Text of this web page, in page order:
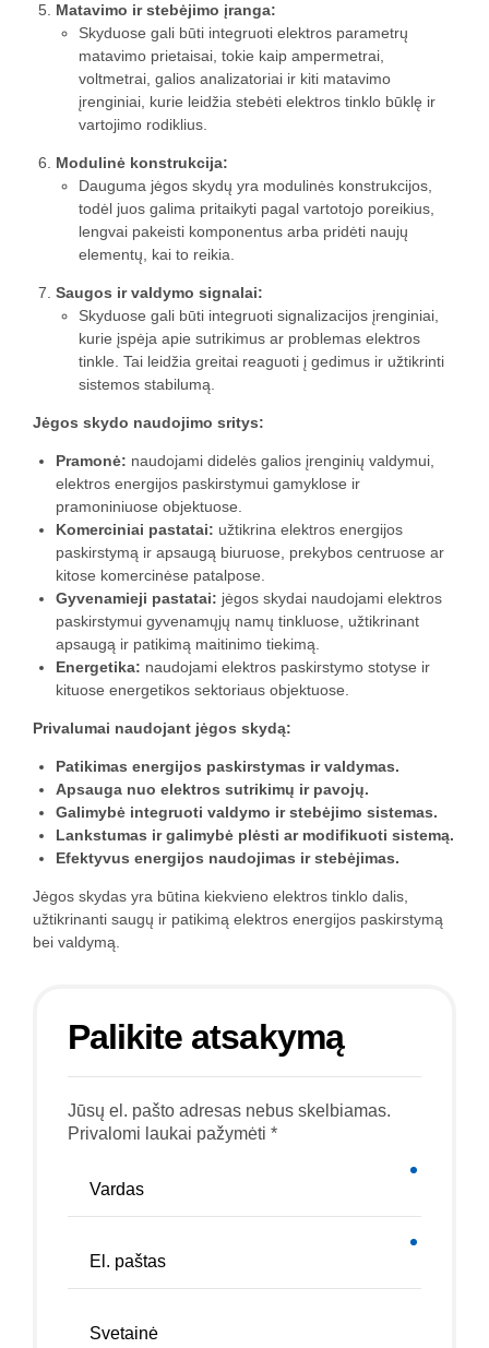
Matavimo ir stebėjimo įranga:
Skyduose gali būti integruoti elektros parametrų
matavimo prietaisai, tokie kaip ampermetrai,
voltmetrai, galios analizatoriai ir kiti matavimo
įrenginiai, kurie leidžia stebėti elektros tinklo būklę ir
vartojimo rodiklius.
Modulinė konstrukcija:
Dauguma jėgos skydų yra modulinės konstrukcijos,
todėl juos galima pritaikyti pagal vartotojo poreikius,
lengvai pakeisti komponentus arba pridėti naujų
elementų, kai to reikia.
Saugos ir valdymo signalai:
Skyduose gali būti integruoti signalizacijos įrenginiai,
kurie įspėja apie sutrikimus ar problemas elektros
tinkle. Tai leidžia greitai reaguoti į gedimus ir užtikrinti
sistemos stabilumą.
Jėgos skydo naudojimo sritys:
Pramonė: naudojami didelės galios įrenginių valdymui,
elektros energijos paskirstymui gamyklose ir
pramoniniuose objektuose.
Komerciniai pastatai: užtikrina elektros energijos
paskirstymą ir apsaugą biuruose, prekybos centruose ar
kitose komercinėse patalpose.
Gyvenamieji pastatai: jėgos skydai naudojami elektros
paskirstymui gyvenamųjų namų tinkluose, užtikrinant
apsaugą ir patikimą maitinimo tiekimą.
Energetika: naudojami elektros paskirstymo stotyse ir
kituose energetikos sektoriaus objektuose.
Privalumai naudojant jėgos skydą:
Patikimas energijos paskirstymas ir valdymas.
Apsauga nuo elektros sutrikimų ir pavojų.
Galimybė integruoti valdymo ir stebėjimo sistemas.
Lankstumas ir galimybė plėsti ar modifikuoti sistemą.
Efektyvus energijos naudojimas ir stebėjimas.
Jėgos skydas yra būtina kiekvieno elektros tinklo dalis,
užtikrinanti saugų ir patikimą elektros energijos paskirstymą
bei valdymą.
Palikite atsakymą
Jūsų el. pašto adresas nebus skelbiamas.
Privalomi laukai pažymėti *